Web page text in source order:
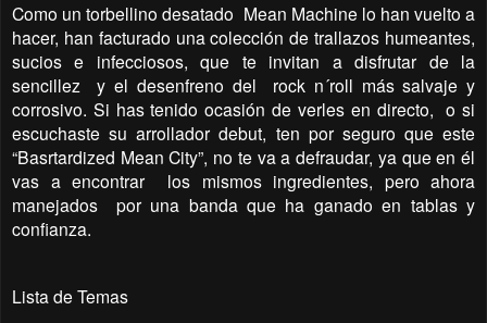
Como un torbellino desatado Mean Machine lo han vuelto a
hacer, han facturado una colección de trallazos humeantes,
sucios e infecciosos, que te invitan a disfrutar de la
sencillez
y el desenfreno del
rock n´roll más salvaje y
corrosivo. Si has tenido ocasión de verles en directo, o si
escuchaste su arrollador debut, ten por seguro que este
“Basrtardized Mean City”, no te va a defraudar, ya que en él
vas a encontrar
los mismos ingredientes, pero ahora
manejados
por una banda que ha ganado en tablas y
confianza.
Lista de Temas